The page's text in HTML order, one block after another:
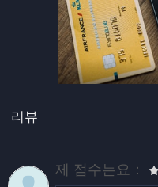
리뷰
제 점수는요：